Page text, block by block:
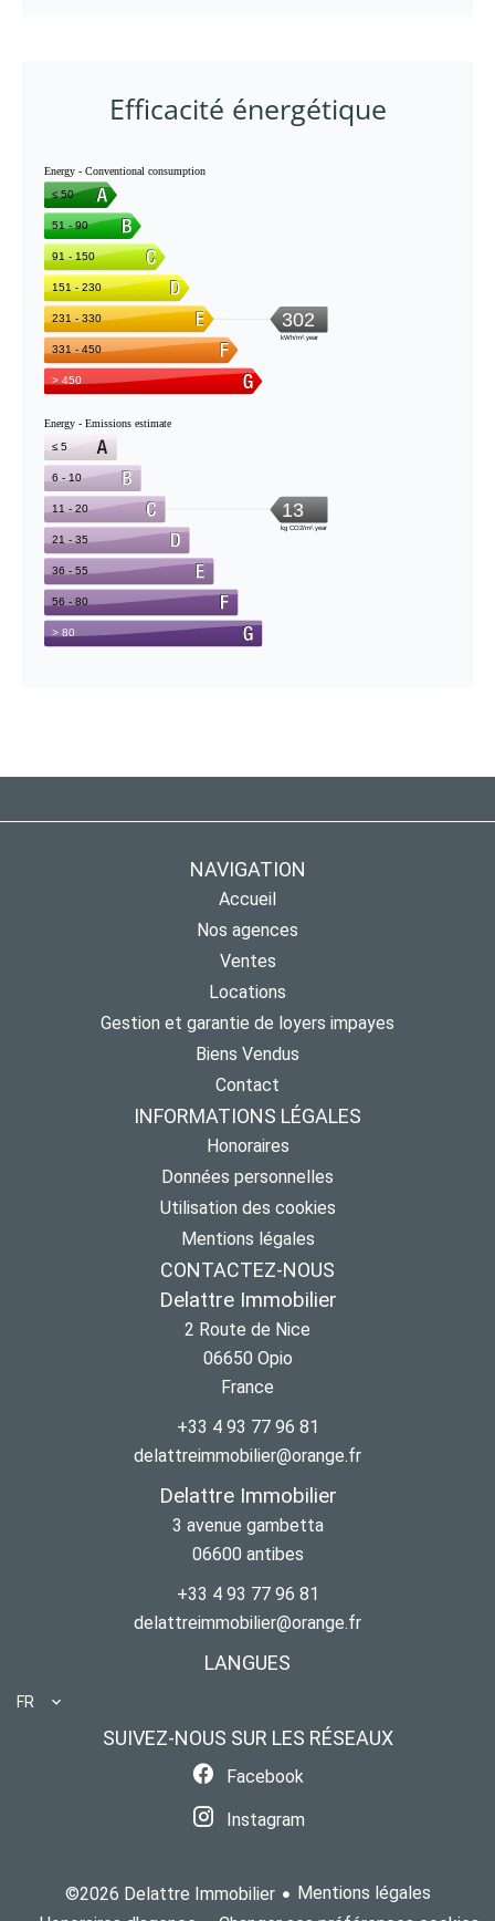
Efficacité énergétique
NAVIGATION
Accueil
Nos agences
Ventes
Locations
Gestion et garantie de loyers impayes
Biens Vendus
Contact
INFORMATIONS LÉGALES
Honoraires
Données personnelles
Utilisation des cookies
Mentions légales
CONTACTEZ-NOUS
Delattre Immobilier
2 Route de Nice
06650 Opio
France
+33 4 93 77 96 81
delattreimmobilier@orange.fr
Delattre Immobilier
3 avenue gambetta
06600 antibes
+33 4 93 77 96 81
delattreimmobilier@orange.fr
LANGUES
FR
SUIVEZ-NOUS SUR LES RÉSEAUX
Facebook
Instagram
©2026 Delattre Immobilier
Mentions légales